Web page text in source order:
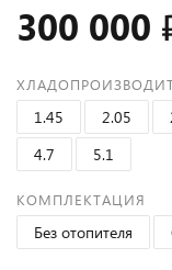
300 000
1.45 2.05
4.7
5.1
КОМПЛЕКТАЦИЯ
Без отопителя